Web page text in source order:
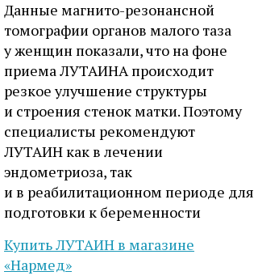
Данные магнито-резонансной
томографии органов малого таза
у женщин показали, что на фоне
приема ЛУТАИНА происходит
резкое улучшение структуры
и строения стенок матки. Поэтому
специалисты рекомендуют
ЛУТАИН как в лечении
эндометриоза, так
и в реабилитационном периоде для
подготовки к беременности
Купить ЛУТАИН в магазине
«Нармед»